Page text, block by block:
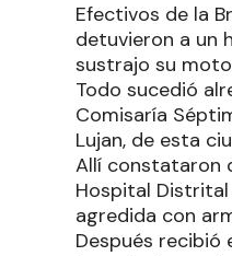
Efectivos de la
detuvieron a un
sustrajo su
Todo sucedió
Comisaría
Lujan, de esta
Allí constataron
Hospital
agredida con
Después recibió